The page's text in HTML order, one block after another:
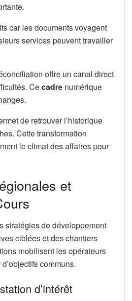
car les documents voyagent
services peuvent travailler
offre un canal direct
Cecadre numérique
de retrouver l’historique
Cette transformation
le climat des affaires pour
et
stratégies de développement
ciblées et des chantiers
mobilisent les opérateurs
communs.
d’intérêt